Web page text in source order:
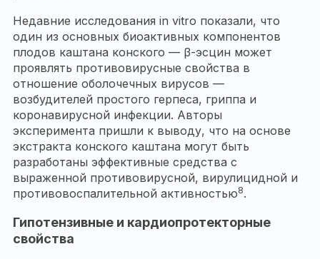
Недавние исследования in vitro показали, что
один из основных биоактивных компонентов
плодов каштана конского — β-эсцин может
проявлять противовирусные свойства в
отношение оболочечных вирусов —
возбудителей простого герпеса, гриппа и
коронавирусной инфекции. Авторы
эксперимента пришли к выводу, что на основе
экстракта конского каштана могут быть
разработаны эффективные средства с
выраженной противовирусной, вирулицидной и
противовоспалительной активностью8.
Гипотензивные и кардиопротекторные
свойства